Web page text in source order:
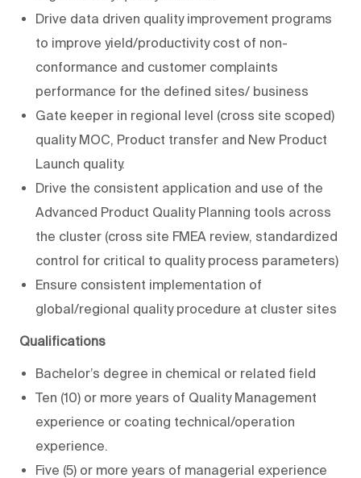
Drive data driven quality improvement programs
to improve yield/productivity cost of non-
conformance and customer complaints
performance for the defined sites/ business
Gate keeper in regional level (cross site scoped)
quality MOC, Product transfer and New Product
Launch quality.
Drive the consistent application and use of the
Advanced Product Quality Planning tools across
the cluster (cross site FMEA review, standardized
control for critical to quality process parameters)
Ensure consistent implementation of
global/regional quality procedure at cluster sites
Qualifications
Bachelor’s degree in chemical or related field
Ten (10) or more years of Quality Management
experience or coating technical/operation
experience.
Five (5) or more years of managerial experience